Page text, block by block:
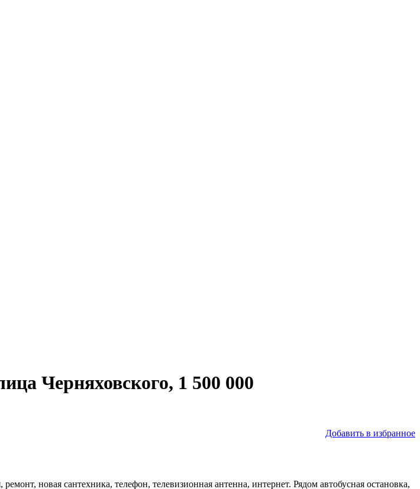
Черняховского, 1 500 000
Добавить в избранное
новая сантехника, телефон, телевизионная антенна, интернет. Рядом автобусная остановка,